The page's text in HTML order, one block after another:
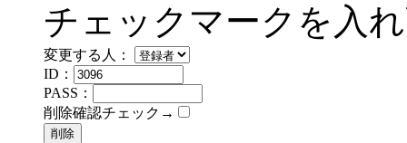
チェックマークを入
変更する人：
ID：
PASS：
削除確認チェック→